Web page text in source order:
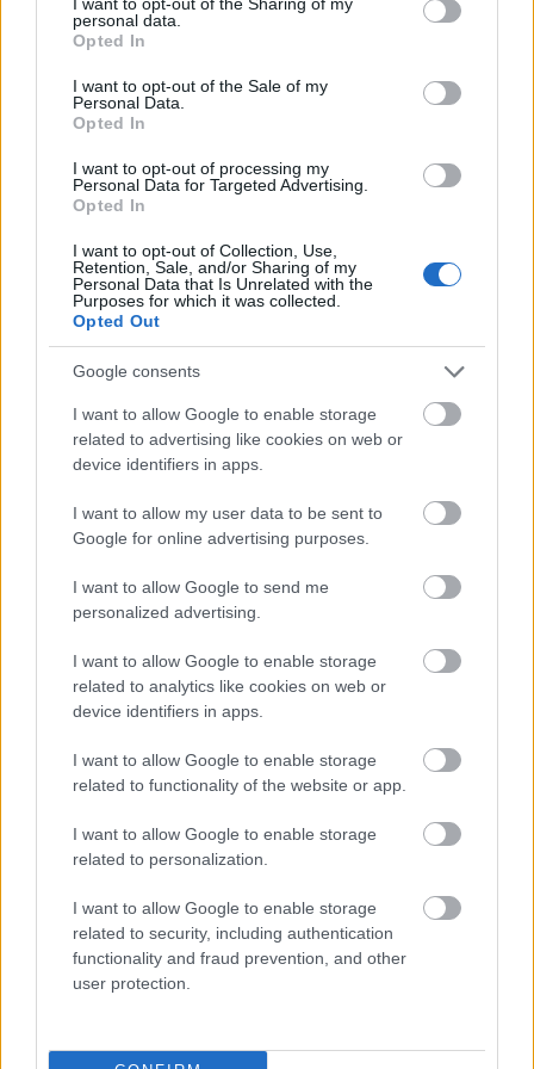
grant or deny consent to Google and its third-party tags to
use your data for below specified purposes in below Google
consent section.
personal data.
Opted In
I want to opt-out of the Sale of my
Personal Data.
Opted In
I want to opt-out of processing my
Personal Data for Targeted Advertising.
Opted In
I want to opt-out of Collection, Use,
Retention, Sale, and/or Sharing of my
Personal Data that Is Unrelated with the
Purposes for which it was collected.
Opted Out
Google consents
I want to allow Google to enable storage
related to advertising like cookies on web or
device identifiers in apps.
I want to allow my user data to be sent to
Google for online advertising purposes.
I want to allow Google to send me
personalized advertising.
I want to allow Google to enable storage
related to analytics like cookies on web or
device identifiers in apps.
I want to allow Google to enable storage
related to functionality of the website or app.
I want to allow Google to enable storage
related to personalization.
I want to allow Google to enable storage
related to security, including authentication
functionality and fraud prevention, and other
user protection.
kifejezetten jól állt neki ez a szerep és gyönyörű
hangon énekelt! Igaz, ez egy jóval kisebb térben
zajlott le mint a Figaro, de szerintem sokkal jobban
állnak neki ezek a szerepek. Meg kéne próbálni a
barokk felé nyitni, mert érdemes! És megint csak azt
tudom írni, hogy "igazán szép hang." Tigrane
szerepét megformáló Artur Stefanowicz igazán jó
formában volt, szépen énekelte a fordulatos,
áriákat. A "Mi vedrai con lieta fronte" kezdetű ária
igazán pazarul szólt. Szépen és tisztán. Tartottam
tőle, hogy esetlegesen gyengébb teljesítményt fog
nyújtani, mert Boito hercegeként nem volt túl
meggyőző. Viszont minden erőt mozgósított és
Tigranészt, kontratenor hangján. A másik "kasztrált"
szerepet, Clearte-t egy ifjú titán, Hegyi Barnabás
formálta meg. Igazán szép hangszín, kisfiús báj
teljesítménye pedig figyelemre méltó. (A "nem
értem" arckifejezése egészen hihető.) Ígéretes fiatal,
bízom benne, hogy neki kedves szerepek találják
meg. Szakács Ildikó szintén ifjú kora ellenére
csodálatos Sinope hercegnőt produkált. Tökéletes
uralta a szerepet. Cleopatra nevelőjeként Jekl László
szerepelt egy igen keveset. Ez az "igen kevés"
valóban az volt, de én még ilyen szép mély "adio-t"
szerinti botlás. Szerencsére nem lett komolyabb baj.
Timothy Betch pedig ... Mitridate szerepére
ária csontig hatoló szépsége ismét egy örök élményt
nyújtott. González Mónika szépsége és ezer egy arca
mindig elbűvöl. Olyan ez a nő mint egy kaméleon.
Igazi átváltozó művész. Fenségesen szólaltatta meg
Cleopatra szólamát, úgy ahogy ez egy hercegnőhöz
illik. Természetesen színészi tehetségét sem felejtette
otthon. Remekül éreztette, hogy mennyire nehéz
mennyire szenved. Tigrane szavaira pedig